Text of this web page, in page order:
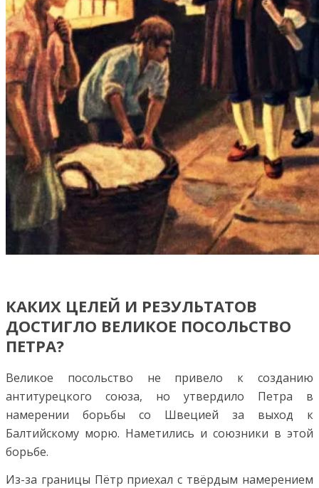
КАКИХ ЦЕЛЕЙ И РЕЗУЛЬТАТОВ
ДОСТИГЛО ВЕЛИКОЕ ПОСОЛЬСТВО
ПЕТРА?
Великое посольство не привело к созданию
антитурецкого союза, но утвердило Петра в
намерении борьбы со Швецией за выход к
Балтийскому морю. Наметились и союзники в этой
борьбе.
Из-за границы Пётр приехал с твёрдым намерением